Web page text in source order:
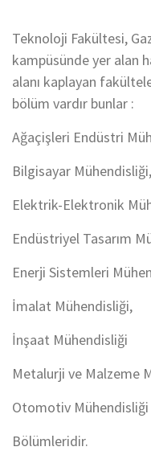
Teknoloji Fakültesi,
kampüsünde yer alan
alanı kaplayan
bölüm vardır bunlar :
Ağaçişleri Endüstri
Bilgisayar Mühendisliği,
Elektrik-Elektronik
Endüstriyel Tasarım
Enerji Sistemleri
İmalat Mühendisliği,
İnşaat Mühendisliği
Metalurji ve Malzeme
Otomotiv Mühendisliği
Bölümleridir.